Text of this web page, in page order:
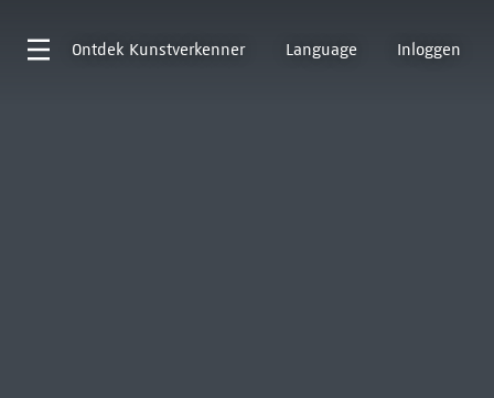
Ontdek Kunstverkenner Language Inloggen